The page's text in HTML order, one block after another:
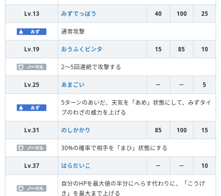
Lv.13 みずでっぽう 40 100 25
通常攻撃
Lv.19 おうふくビンタ 15 85 10
2～5回連続で攻撃する
Lv.25 あまごい － － 5
5ターンのあいだ、天気を「あめ」状態にして、みずタイ
プのわざの威力を上げる
Lv.31 のしかかり 85 100 15
30%の確率で相手を「まひ」状態にする
Lv.37 はらだいこ － － 10
自分のHPを最大値の半分にへらす代わりに、「こうげ
き」を最大まで上げる